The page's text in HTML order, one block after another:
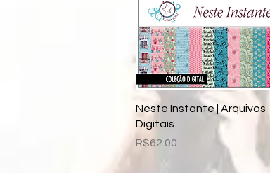
Quick View
Neste Instante | Arquivos
Digitais
Price
R$62.00